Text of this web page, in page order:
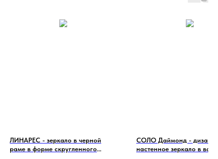
ЛИНАРЕС - зеркало в черной
раме в форме скругленного
СОЛО Даймонд -
настенное зеркало в